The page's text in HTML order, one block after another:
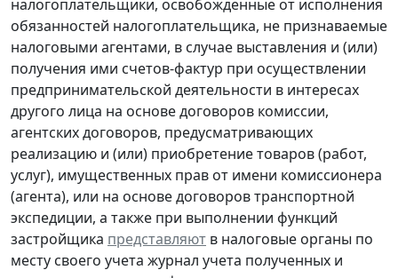
налогоплательщики, освобожденные от исполнения
обязанностей налогоплательщика, не признаваемые
налоговыми агентами, в случае выставления и (или)
получения ими счетов-фактур при осуществлении
предпринимательской деятельности в интересах
другого лица на основе договоров комиссии,
агентских договоров, предусматривающих
реализацию и (или) приобретение товаров (работ,
услуг), имущественных прав от имени комиссионера
(агента), или на основе договоров транспортной
экспедиции, а также при выполнении функций
застройщика представляют в налоговые органы по
месту своего учета журнал учета полученных и